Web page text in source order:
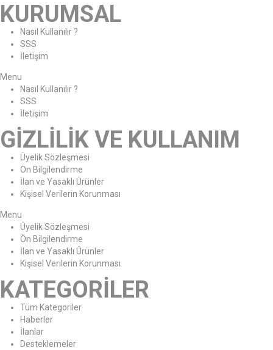
KURUMSAL
Nasıl Kullanılır ?
SSS
İletişim
Menu
Nasıl Kullanılır ?
SSS
İletişim
GİZLİLİK VE KULLANIM
Üyelik Sözleşmesi
Ön Bilgilendirme
İlan ve Yasaklı Ürünler
Kişisel Verilerin Korunması
Menu
Üyelik Sözleşmesi
Ön Bilgilendirme
İlan ve Yasaklı Ürünler
Kişisel Verilerin Korunması
KATEGORİLER
Tüm Kategoriler
Haberler
İlanlar
Desteklemeler